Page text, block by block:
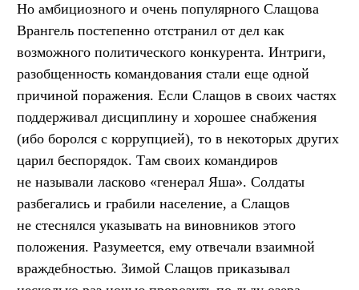
Но амбициозного и очень популярного Слащова
Врангель постепенно отстранил от дел как
возможного политического конкурента. Интриги,
разобщенность командования стали еще одной
причиной поражения. Если Слащов в своих частях
поддерживал дисциплину и хорошее снабжения
(ибо боролся с коррупцией), то в некоторых других
царил беспорядок. Там своих командиров
не называли ласково «генерал Яша». Солдаты
разбегались и грабили население, а Слащов
не стеснялся указывать на виновников этого
положения. Разумеется, ему отвечали взаимной
враждебностью. Зимой Слащов приказывал